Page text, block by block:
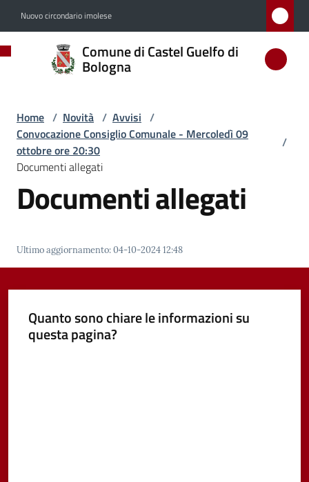
Nuovo circondario imolese
Comune di Castel Guelfo di
Bologna
Comune
di
Guelfo
di
Bologna
Amministrazione
Novità
Menu selezionato
Vivere
Home / Novità / Avvisi /
Convocazione Consiglio Comunale - Mercoledì 09
ottobre ore 20:30
/
Documenti allegati
Documenti allegati
Ultimo aggiornamento:04-10-2024 12:48
Quanto sono chiare le informazioni su
questa pagina?